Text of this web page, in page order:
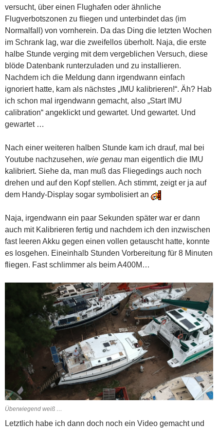
versucht, über einen Flughafen oder ähnliche
Flugverbotszonen zu fliegen und unterbindet das (im
Normalfall) von vornherein. Da das Ding die letzten Wochen
im Schrank lag, war die zweifellos überholt. Naja, die erste
halbe Stunde verging mit dem vergeblichen Versuch, diese
blöde Datenbank runterzuladen und zu installieren.
Nachdem ich die Meldung dann irgendwann einfach
ignoriert hatte, kam als nächstes „IMU kalibrieren!“. Äh? Hab
ich schon mal irgendwann gemacht, also „Start IMU
calibration“ angeklickt und gewartet. Und gewartet. Und
gewartet …
Nach einer weiteren halben Stunde kam ich drauf, mal bei
Youtube nachzusehen, wie genau man eigentlich die IMU
kalibriert. Siehe da, man muß das Fliegedings auch noch
drehen und auf den Kopf stellen. Ach stimmt, zeigt er ja auf
dem Handy-Display sogar symbolisiert an
Naja, irgendwann ein paar Sekunden später war er dann
auch mit Kalibrieren fertig und nachdem ich den inzwischen
fast leeren Akku gegen einen vollen getauscht hatte, konnte
es losgehen. Eineinhalb Stunden Vorbereitung für 8 Minuten
fliegen. Fast schlimmer als beim A400M…
Überwiegend weiß …
Letztlich habe ich dann doch noch ein Video gemacht und